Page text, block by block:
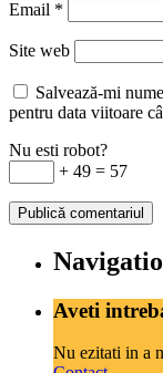
Email *
Site web
Salvează-mi
pentru data viitoare
Nu esti robot?
+ 49 = 57
Aveti
Nu ezitati in a